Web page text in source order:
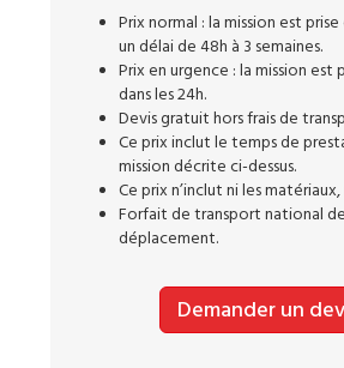
Prix normal : la mission est
un délai de 48h à 3 semaines.
Prix en urgence : la mission est
dans les 24h.
Devis gratuit hors frais de
Ce prix inclut le temps de
mission décrite ci-dessus.
Ce prix n’inclut ni les
Forfait de transport national
déplacement.
Demander un